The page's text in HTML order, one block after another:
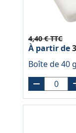
4,40 € TTC
À partir de
Boîte de 40